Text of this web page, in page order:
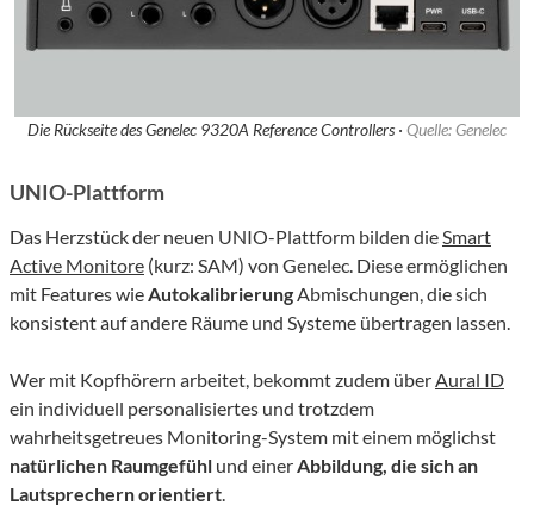
Die Rückseite des Genelec 9320A Reference Controllers · Quelle: Genelec
UNIO-Plattform
Das Herzstück der neuen UNIO-Plattform bilden die Smart
Active Monitore (kurz: SAM) von Genelec . Diese ermöglichen
mit Features wie Autokalibrierung Abmischungen, die sich
konsistent auf andere Räume und Systeme übertragen lassen
Wer mit Kopfhörern arbeitet, bekommtzudem über Aural ID
ein individuell personalisiertes und trotzdem
wahrheitsgetreues Monitoring-System mit einem möglichst
natürlichen Raumgefühl und einer Abbildung, die sich an
Lautsprechern orientiert